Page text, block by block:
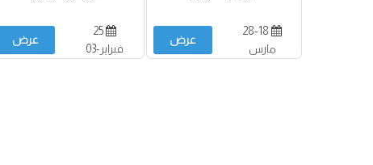
28-18
مارس
عرض
25
فبراير-03
عرض